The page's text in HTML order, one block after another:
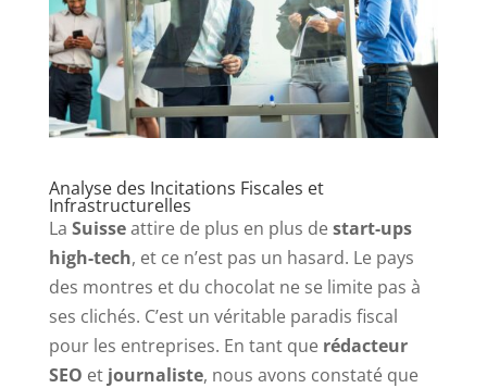
Analyse des Incitations Fiscales et
Infrastructurelles
La Suisseattire de plus en plus destart-ups
high-tech, et ce n’est pas un hasard. Le pays
des montres et du chocolat ne se limite pas à
ses clichés. C’est un véritable paradis fiscal
pour les entreprises. En tant que rédacteur
SEO et journaliste, nous avons constaté que